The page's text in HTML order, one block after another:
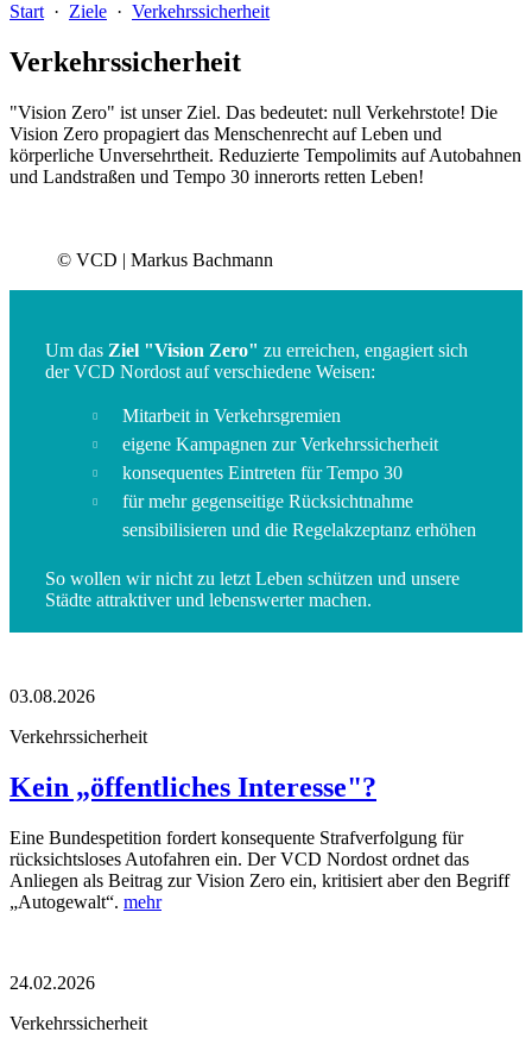
Start · Ziele · Verkehrssicherheit
Verkehrssicherheit
"Vision Zero" ist unser Ziel. Das bedeutet: null Verkehrstote! Die
Vision Zero propagiert das Menschenrecht auf Leben und
körperliche Unversehrtheit. Reduzierte Tempolimits auf Autobahnen
und Landstraßen und Tempo 30 innerorts retten Leben!
© VCD | Markus Bachmann
Um das Ziel "Vision Zero" zu erreichen, engagiert sich
der VCD Nordost auf verschiedene Weisen:
Mitarbeit in Verkehrsgremien
eigene Kampagnen zur Verkehrssicherheit
konsequentes Eintreten für Tempo 30
für mehr gegenseitige Rücksichtnahme
sensibilisieren und die Regelakzeptanz erhöhen
So wollen wir nicht zu letzt Leben schützen und unsere
Städte attraktiver und lebenswerter machen.
03.08.2026
Verkehrssicherheit
Kein „öffentliches Interesse"?
Eine Bundespetition fordert konsequente Strafverfolgung für
rücksichtsloses Autofahren ein. Der VCD Nordost ordnet das
Anliegen als Beitrag zur Vision Zero ein, kritisiert aber den Begriff
„Autogewalt“. mehr
24.02.2026
Verkehrssicherheit